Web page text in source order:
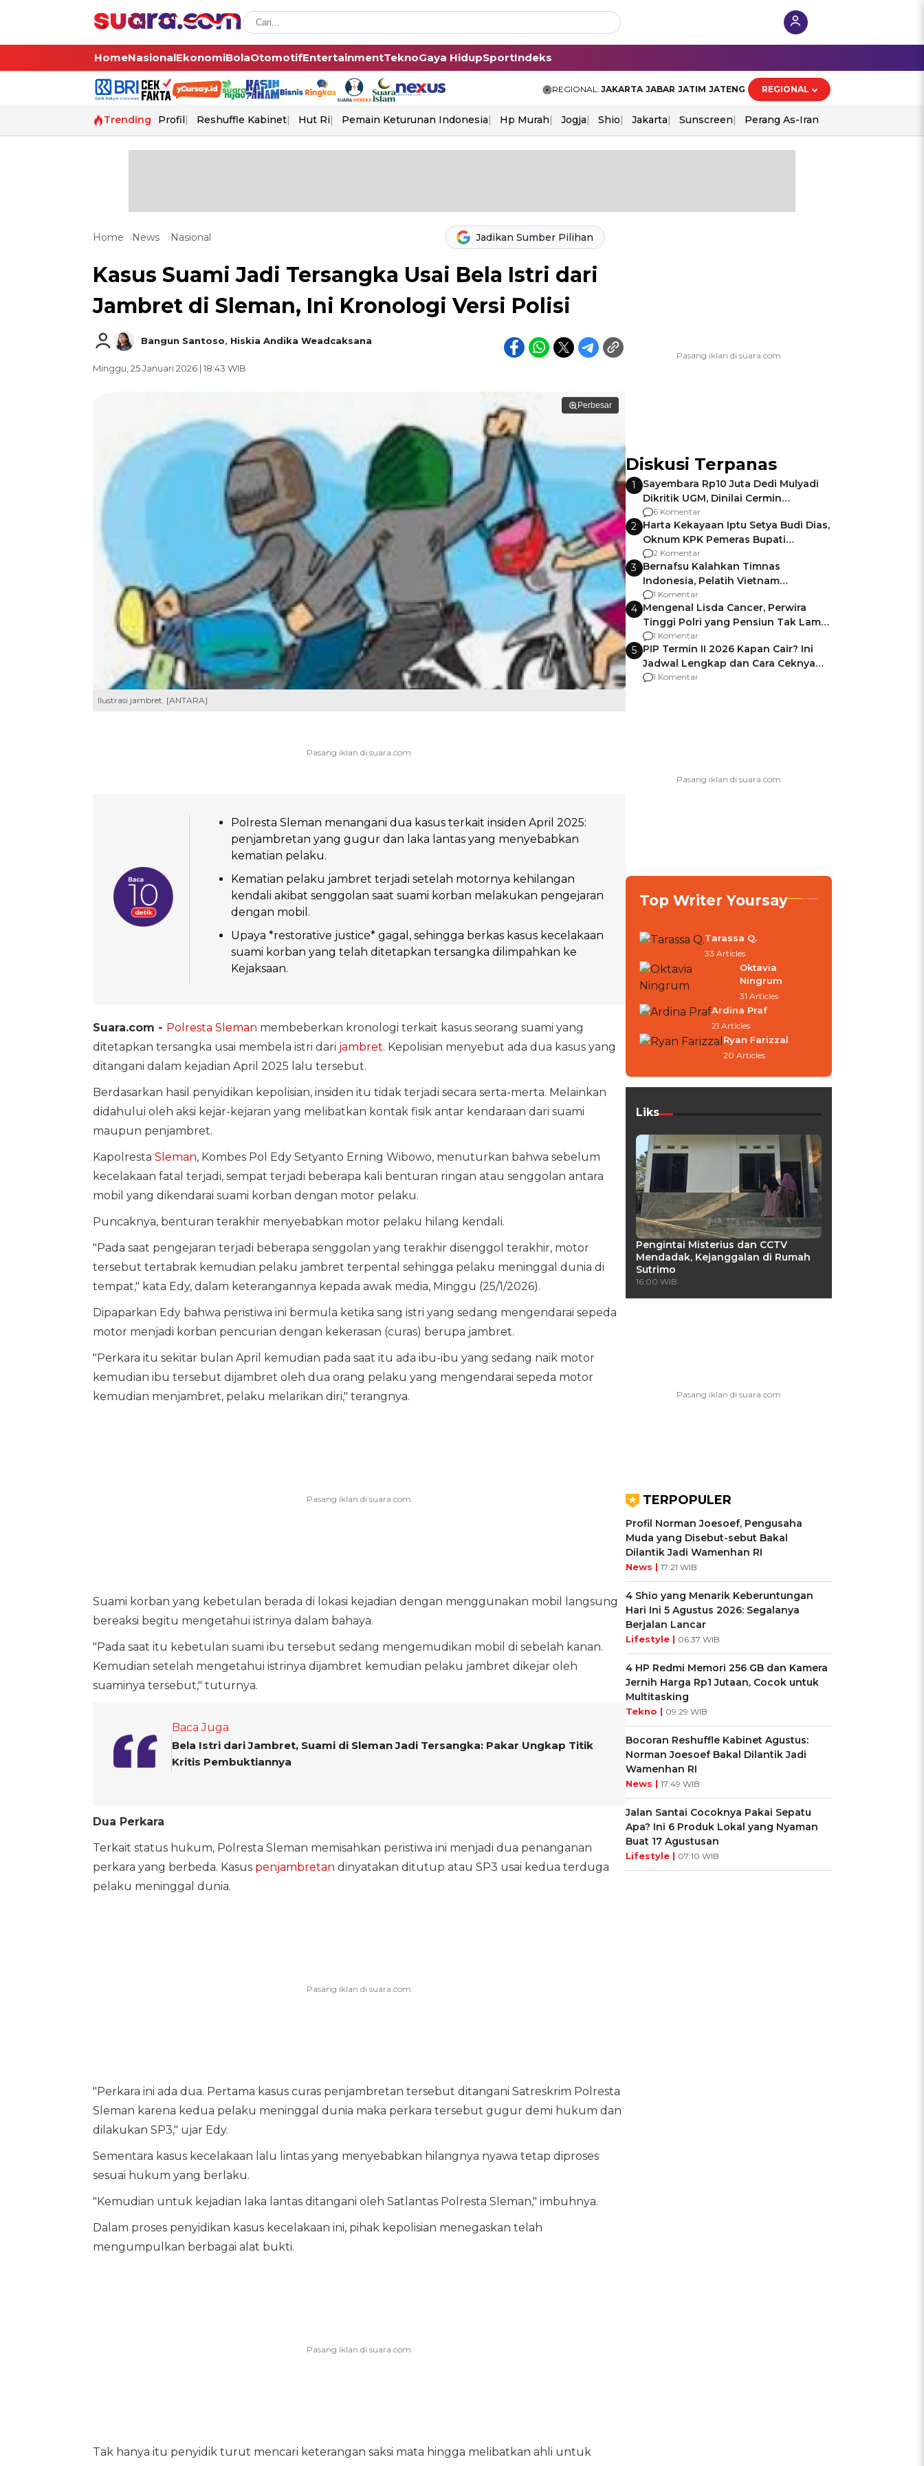
HomeNasionalEkonomiBolaOtomotifEntertainmentTeknoGaya HidupSportIndeks
REGIONAL: JAKARTA JABAR JATIM JATENG REGIONAL
Trending Profil Reshuffle Kabinet Hut Ri Pemain Keturunan Indonesia Hp Murah Jogja Shio Jakarta Sunscreen Perang As-Iran
Home News Nasional Jadikan Sumber Pilihan
Kasus Suami Jadi Tersangka Usai Bela Istri dari
Jambret di Sleman, Ini Kronologi Versi Polisi
Bangun Santoso, Hiskia Andika Weadcaksana
Minggu, 25 Januari 2026 | 18:43 WIB
Perbesar
Ilustrasi jambret. [ANTARA]
Polresta Sleman menangani dua kasus terkait insiden April 2025:
penjambretan yang gugur dan laka lantas yang menyebabkan
kematian pelaku.
Kematian pelaku jambret terjadi setelah motornya kehilangan
kendali akibat senggolan saat suami korban melakukan pengejaran
dengan mobil.
Upaya *restorative justice* gagal, sehingga berkas kasus kecelakaan
suami korban yang telah ditetapkan tersangka dilimpahkan ke
Kejaksaan.
Suara.com - Polresta Sleman membeberkan kronologi terkait kasus seorang suami yang
ditetapkan tersangka usai membela istri dari jambret. Kepolisian menyebut ada dua kasus yang
ditangani dalam kejadian April 2025 lalu tersebut.
Berdasarkan hasil penyidikan kepolisian, insiden itu tidak terjadi secara serta-merta. Melainkan
didahului oleh aksi kejar-kejaran yang melibatkan kontak fisik antar kendaraan dari suami
maupun penjambret.
Kapolresta Sleman, Kombes Pol Edy Setyanto Erning Wibowo, menuturkan bahwa sebelum
kecelakaan fatal terjadi, sempat terjadi beberapa kali benturan ringan atau senggolan antara
mobil yang dikendarai suami korban dengan motor pelaku.
Puncaknya, benturan terakhir menyebabkan motor pelaku hilang kendali.
"Pada saat pengejaran terjadi beberapa senggolan yang terakhir disenggol terakhir, motor
tersebut tertabrak kemudian pelaku jambret terpental sehingga pelaku meninggal dunia di
tempat," kata Edy, dalam keterangannya kepada awak media, Minggu (25/1/2026).
Dipaparkan Edy bahwa peristiwa ini bermula ketika sang istri yang sedang mengendarai sepeda
motor menjadi korban pencurian dengan kekerasan (curas) berupa jambret.
"Perkara itu sekitar bulan April kemudian pada saat itu ada ibu-ibu yang sedang naik motor
kemudian ibu tersebut dijambret oleh dua orang pelaku yang mengendarai sepeda motor
kemudian menjambret, pelaku melarikan diri," terangnya.
Suami korban yang kebetulan berada di lokasi kejadian dengan menggunakan mobil langsung
bereaksi begitu mengetahui istrinya dalam bahaya.
"Pada saat itu kebetulan suami ibu tersebut sedang mengemudikan mobil di sebelah kanan.
Kemudian setelah mengetahui istrinya dijambret kemudian pelaku jambret dikejar oleh
suaminya tersebut," tuturnya.
Baca Juga
Bela Istri dari Jambret, Suami di Sleman Jadi Tersangka: Pakar Ungkap Titik
Kritis Pembuktiannya
Dua Perkara
Terkait status hukum, Polresta Sleman memisahkan peristiwa ini menjadi dua penanganan
perkara yang berbeda. Kasus penjambretan dinyatakan ditutup atau SP3 usai kedua terduga
pelaku meninggal dunia.
"Perkara ini ada dua. Pertama kasus curas penjambretan tersebut ditangani Satreskrim Polresta
Sleman karena kedua pelaku meninggal dunia maka perkara tersebut gugur demi hukum dan
dilakukan SP3," ujar Edy.
Sementara kasus kecelakaan lalu lintas yang menyebabkan hilangnya nyawa tetap diproses
sesuai hukum yang berlaku.
"Kemudian untuk kejadian laka lantas ditangani oleh Satlantas Polresta Sleman," imbuhnya.
Dalam proses penyidikan kasus kecelakaan ini, pihak kepolisian menegaskan telah
mengumpulkan berbagai alat bukti.
Tak hanya itu penyidik turut mencari keterangan saksi mata hingga melibatkan ahli untuk
Diskusi Terpanas
1
Sayembara Rp10 Juta Dedi Mulyadi
Dikritik UGM, Dinilai Cermin
Gagalnya Negara Jamin Keamanan
6 Komentar
2 Harta Kekayaan Iptu Setya Budi Dias,
Oknum KPK Pemeras Bupati
Pemalang
2 Komentar
3 Bernafsu Kalahkan Timnas
Indonesia, Pelatih Vietnam
Berencana Pakai Jimat di Pakansari
1 Komentar
4 Mengenal Lisda Cancer, Perwira
Tinggi Polri yang Pensiun Tak Lama
Usai Jadi Brigjen
1 Komentar
5 PIP Termin II 2026 Kapan Cair? Ini
Jadwal Lengkap dan Cara Ceknya
agar Dana Tidak Hangus!
1 Komentar
Top Writer Yoursay
Tarassa Q.
33 Articles
Oktavia
Ningrum
31 Articles
Ardina Praf
21 Articles
Ryan Farizzal
20 Articles
Liks
Pengintai Misterius dan CCTV
Mendadak, Kejanggalan di Rumah
Sutrimo
16:00 WIB
TERPOPULER
Profil Norman Joesoef, Pengusaha
Muda yang Disebut-sebut Bakal
Dilantik Jadi Wamenhan RI
News | 17:21 WIB
4 Shio yang Menarik Keberuntungan
Hari Ini 5 Agustus 2026: Segalanya
Berjalan Lancar
Lifestyle | 06:37 WIB
4 HP Redmi Memori 256 GB dan Kamera
Jernih Harga Rp1 Jutaan, Cocok untuk
Multitasking
Tekno | 09:29 WIB
Bocoran Reshuffle Kabinet Agustus:
Norman Joesoef Bakal Dilantik Jadi
Wamenhan RI
News | 17:49 WIB
Jalan Santai Cocoknya Pakai Sepatu
Apa? Ini 6 Produk Lokal yang Nyaman
Buat 17 Agustusan
Lifestyle | 07:10 WIB